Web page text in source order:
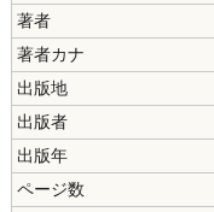
著者
著者カナ
出版地
出版者
出版年
ページ数